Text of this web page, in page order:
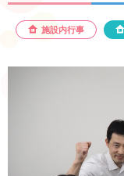
施設内行事